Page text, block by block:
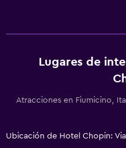
Lugares de
Atracciones en Fiumicino,
Ubicación de Hotel Chopin: